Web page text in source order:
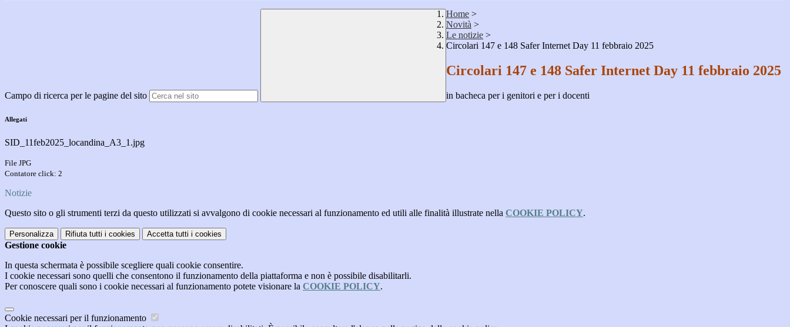
Campo di ricerca per le pagine del sito
Home >
Novità >
Le notizie >
Circolari 147 e 148 Safer Internet Day 11 febbraio 2025
Circolari 147 e 148 Safer Internet Day 11 febbraio 2025
in bacheca per i genitori e per i docenti
Allegati
SID_11feb2025_locandina_A3_1.jpg
File JPG
Contatore click: 2
Notizie
Questo sito o gli strumenti terzi da questo utilizzati si avvalgono di cookie necessari al funzionamento ed utili alle finalità illustrate nella COOKIE POLICY.
Personalizza Rifiuta tutti i cookies Accetta tutti i cookies
Gestione cookie
In questa schermata è possibile scegliere quali cookie consentire.
I cookie necessari sono quelli che consentono il funzionamento della piattaforma e non è possibile disabilitarli.
Per conoscere quali sono i cookie necessari al funzionamento potete visionare la COOKIE POLICY.
Cookie necessari per il funzionamento